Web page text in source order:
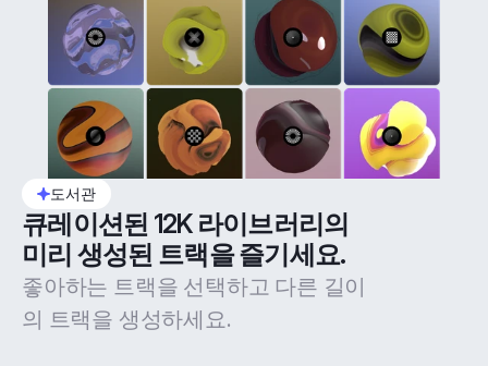
도서관
큐레이션된 12K 라이브러리의
미리 생성된 트랙을 즐기세요.
좋아하는 트랙을 선택하고 다른 길이
의 트랙을 생성하세요.